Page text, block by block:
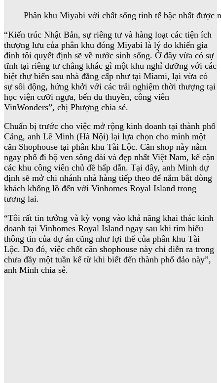
Phân khu Miyabi với chất sống tinh tế bậc nhất được
“Kiến trúc Nhật Bản, sự riêng tư và hàng loạt các tiện ích
thượng lưu của phân khu đóng Miyabi là lý do khiến gia
đình tôi quyết định sẽ về nước sinh sống. Ở đây vừa có sự
tĩnh tại riêng tư chẳng khác gì một khu nghỉ dưỡng với các
biệt thự biển sau nhà đẳng cấp như tại Miami, lại vừa có
sự sôi động, hứng khởi với các trải nghiệm thời thượng tại
học viện cưỡi ngựa, bến du thuyền, công viên
VinWonders”, chị Phượng chia sẻ.
Chuẩn bị trước cho việc mở rộng kinh doanh tại thành phố
Cảng, anh Lê Minh (Hà Nội) lại lựa chọn cho mình một
căn Shophouse tại phân khu Tài Lộc. Căn shop này nằm
ngay phố đi bộ ven sông dài và đẹp nhất Việt Nam, kế cận
các khu công viên chủ đề hấp dẫn. Tại đây, anh Minh dự
định sẽ mở chi nhánh nhà hàng tiếp theo để nắm bắt dòng
khách khổng lồ đến với Vinhomes Royal Island trong
tương lai.
“Tôi rất tin tưởng và kỳ vọng vào khả năng khai thác kinh
doanh tại Vinhomes Royal Island ngay sau khi tìm hiểu
thông tin của dự án cũng như lợi thế của phân khu Tài
Lộc. Do đó, việc chốt căn shophouse này chỉ diễn ra trong
chưa đầy một tuần kể từ khi biết đến thành phố đảo này”,
anh Minh chia sẻ.